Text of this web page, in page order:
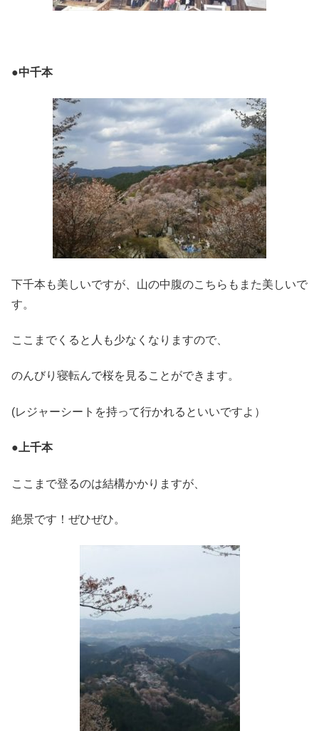
●中千本
下千本も美しいですが、山の中腹のこちらもまた美しいで
す。
ここまでくると人も少なくなりますので、
のんびり寝転んで桜を見ることができます。
(レジャーシートを持って行かれるといいですよ）
● 上千本
ここまで登るのは結構かかりますが、
絶景です！ぜひぜひ。